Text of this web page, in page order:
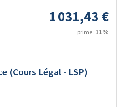
1 031,43 €
prime : 11%
(Cours Légal - LSP)